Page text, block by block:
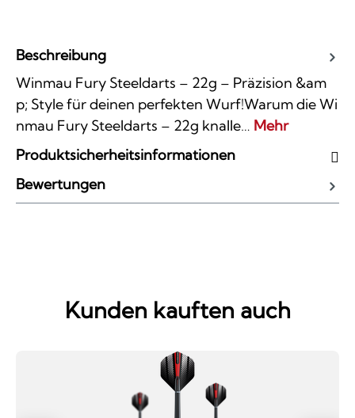
Beschreibung
Winmau Fury Steeldarts – 22g – Präzision &am
p; Style für deinen perfekten Wurf!Warum die Wi
nmau Fury Steeldarts – 22g knalle… Mehr
Produktsicherheitsinformationen
Bewertungen
Kunden kauften auch